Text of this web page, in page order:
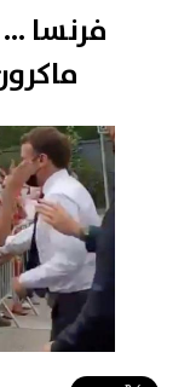
فرنسا